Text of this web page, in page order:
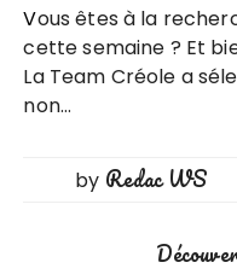
Vous êtes à la recherche d’idées de sorties pour
cette semaine ? Et
La Team Créole a
non…
by Redac WS